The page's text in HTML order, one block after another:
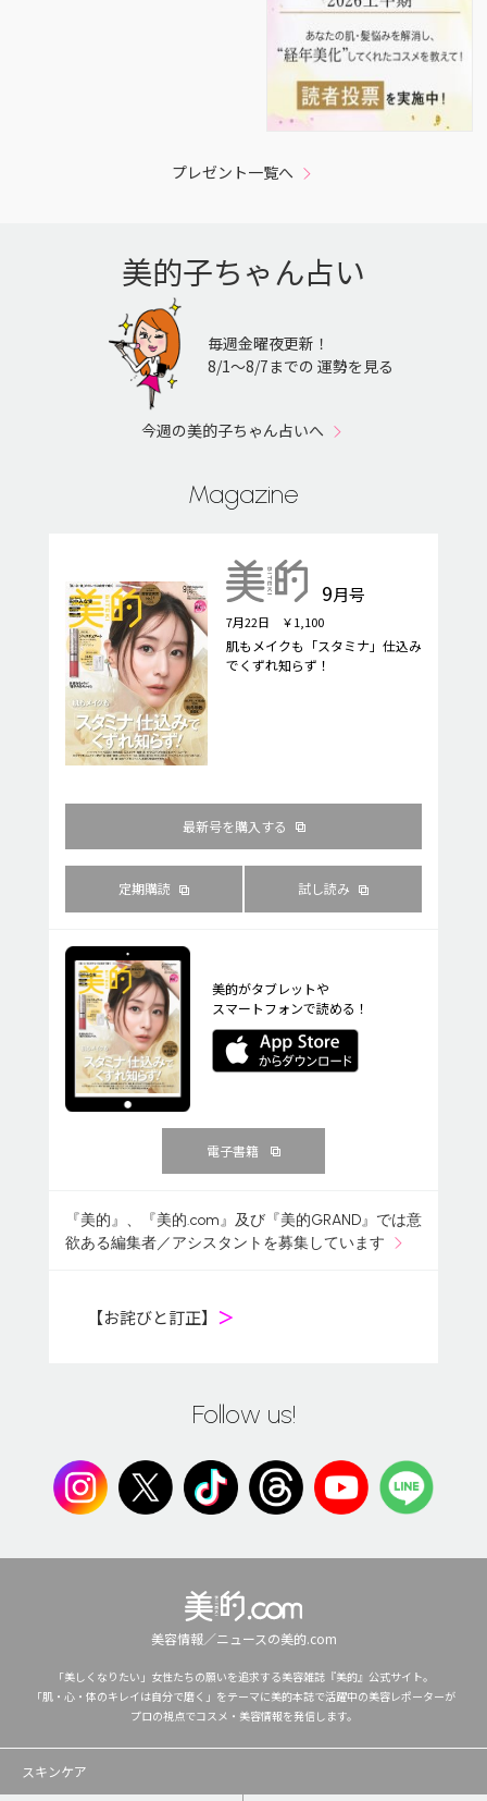
プレゼント一覧へ
美的子ちゃん占い
毎週金曜夜更新！
8/1〜8/7までの 運勢を見る
今週の美的子ちゃん占いへ
Magazine
9月号
7月22日 ￥1,100
肌もメイクも「スタミナ」仕込み
でくずれ知らず！
最新号を購入する
定期購読 試し読み
美的がタブレットや
スマートフォンで読める！
電子書籍
『美的』、『美的.com』及び『美的GRAND』では意
欲ある編集者／アシスタントを募集しています
【お詫びと訂正】 ＞
Follow us!
美容情報／ニュースの美的.com
「美しくなりたい」女性たちの願いを追求する美容雑誌『美的』公式サイト。
「肌・心・体のキレイは自分で磨く」をテーマに美的本誌で活躍中の美容レポーターが
プロの視点でコスメ・美容情報を発信します。
スキンケア